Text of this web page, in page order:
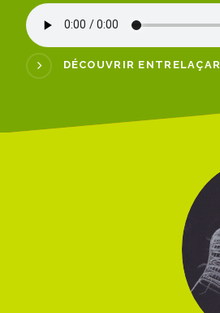
DÉCOUVRIR ENTRELAÇAR